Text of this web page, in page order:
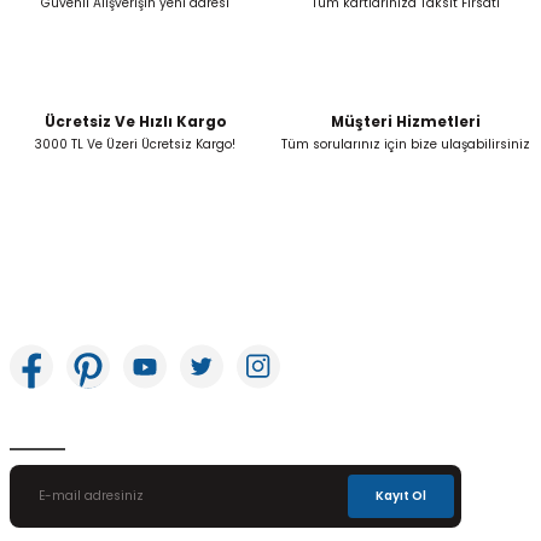
Gönder
Ücretsiz Ve Hızlı Kargo
3000 TL Ve Üzeri Ücretsiz Kargo!
Müşteri Hizmetleri
Tüm sorularınız için bize ulaşabilirsiniz
Kayıt Ol